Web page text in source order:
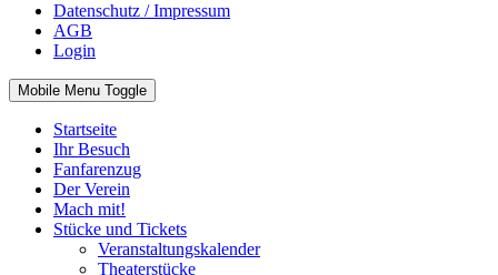
Datenschutz / Impressum
AGB
Login
Mobile Menu Toggle
Startseite
Ihr Besuch
Fanfarenzug
Der Verein
Mach mit!
Stücke und Tickets
Veranstaltungskalender
Theaterstücke